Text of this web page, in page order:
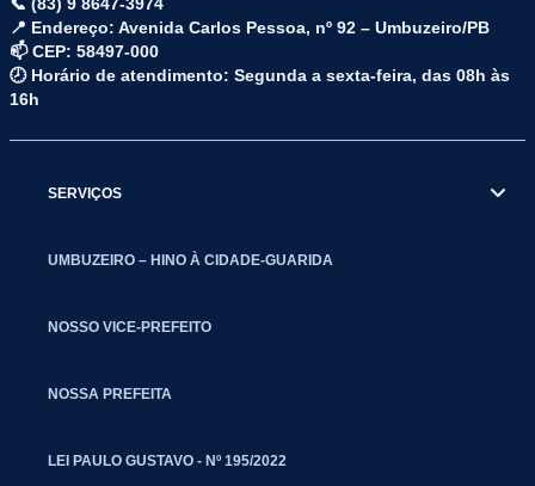
📍 Endereço: Avenida Carlos Pessoa, nº 92 – Umbuzeiro/PB
📫 CEP: 58497-000
🕗 Horário de atendimento: Segunda a sexta-feira, das 08h às
16h
SERVIÇOS
UMBUZEIRO – HINO À CIDADE-GUARIDA
NOSSO VICE-PREFEITO
NOSSA PREFEITA
LEI PAULO GUSTAVO - Nº 195/2022